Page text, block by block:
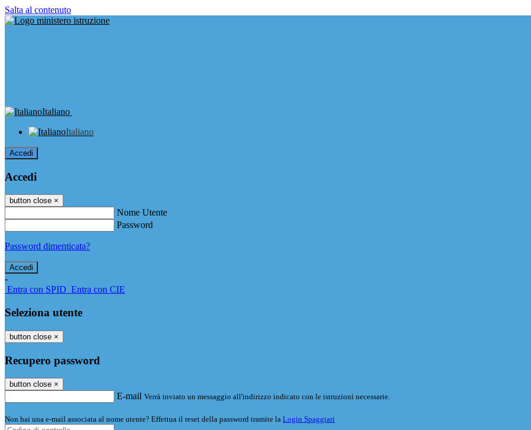
Salta al contenuto
Italiano
Italiano
Accedi
Accedi
button close ×
Nome Utente
Password
Password dimenticata?
-
Entra con SPID Entra con CIE
Seleziona utente
button close ×
Recupero password
button close ×
E-mail Verrà inviato un messaggio all'indirizzo indicato con le istruzioni necessarie.
Non hai una e-mail associata al nome utente? Effettua il reset della password tramite la Login Spaggiari